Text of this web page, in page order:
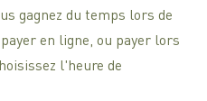
gagnez du temps lors de
en ligne, ou payer lors
l'heure de